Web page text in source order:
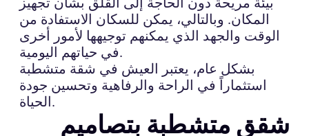
المكان. وبالتالي، يمكن للسكان الاستفادة من
الوقت والجهد الذي يمكنهم توجيهها لأمور أخرى
في حياتهم اليومية.
بشكل عام، يعتبر العيش في شقة متشطبة
استثماراً في الراحة والرفاهية وتحسين جودة
الحياة.
شقق متشطبة بتصاميم